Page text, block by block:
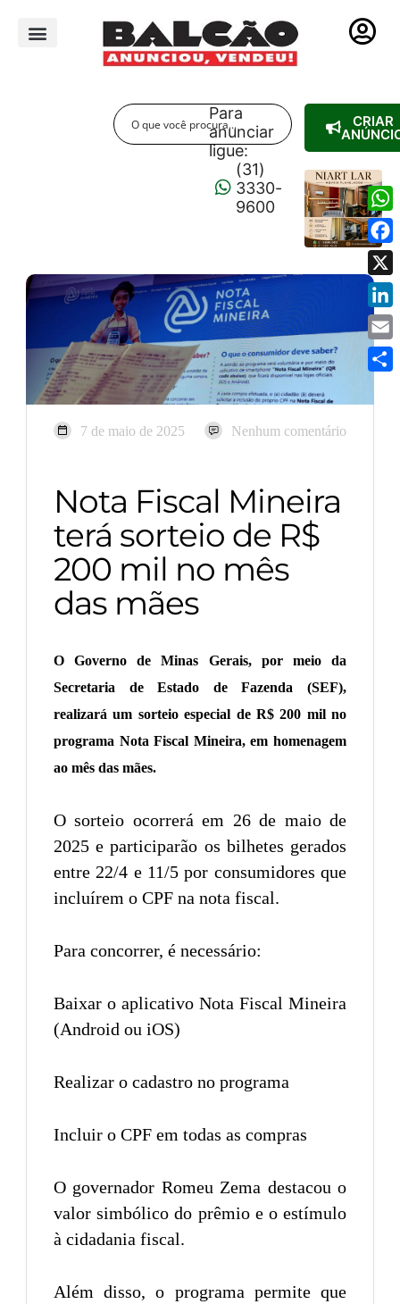
Para
anunciar
ligue:
(31)
3330-
9600
CRIAR
7 de maio de 2025 Nenhum comentário
Nota Fiscal Mineira
terá sorteio de R$
200 mil no mês
das mães
O Governo de Minas Gerais, por meio da
Secretaria de Estado de Fazenda (SEF),
realizará um sorteio especial de R$ 200 mil no
programa Nota Fiscal Mineira, em homenagem
ao mês das mães.
O sorteio ocorrerá em 26 de maio de
2025 e participarão os bilhetes gerados
entre 22/4 e 11/5 por consumidores que
incluírem o CPF na nota fiscal.
Para concorrer, é necessário:
Baixar o aplicativo Nota Fiscal Mineira
(Android ou iOS)
Realizar o cadastro no programa
Incluir o CPF em todas as compras
O governador Romeu Zema destacou o
valor simbólico do prêmio e o estímulo
à cidadania fiscal.
Além disso, o programa permite que
X